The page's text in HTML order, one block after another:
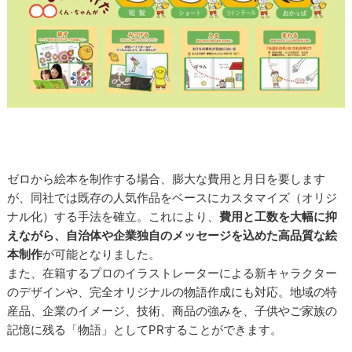
ゼロから絵本を制作する場合、膨大な費用と月日を要します
が、同社では既存の人気作品をベースにカスタマイズ（オリジ
ナル化）する手法を確立。これにより、費用と工数を大幅に抑
えながら、自治体や企業独自のメッセージを込めた高品質な絵
本制作が可能となりました。
また、在籍するプロのイラストレーターによる新キャラクター
のデザインや、完全オリジナルの物語作成にも対応。地域の特
産品、企業のイメージ、技術、商品の強みを、子供やご家族の
記憶に残る「物語」としてPRすることができます。